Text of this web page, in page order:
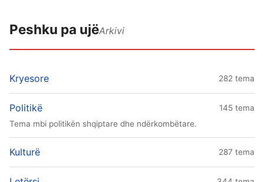
Peshku pa ujëArkivi
Kryesore 282 tema
Politikë
145 tema
Tema mbi politikën shqiptare dhe ndërkombëtare.
Kulturë 287 tema